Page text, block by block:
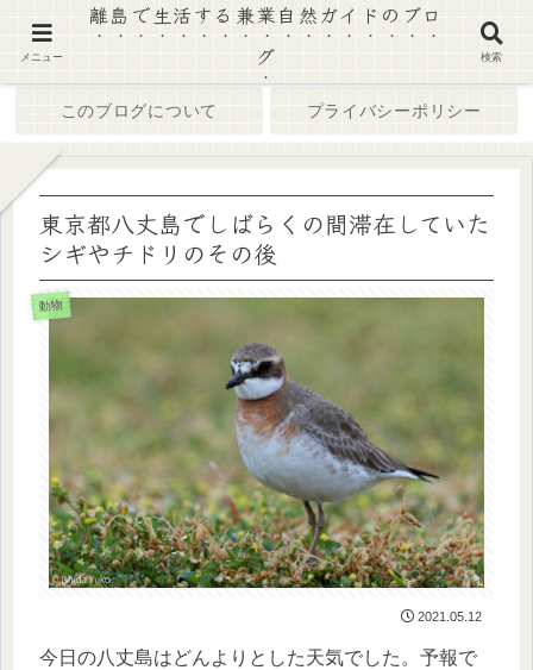
このブログについて プライバシーポリシー
東京都八丈島でしばらくの間滞在していた
シギやチドリのその後
動物
2021.05.12
今日の八丈島はどんよりとした天気でした。予報で
メニュー
離島で生活する兼業自然ガイドのブロ
グ
検索